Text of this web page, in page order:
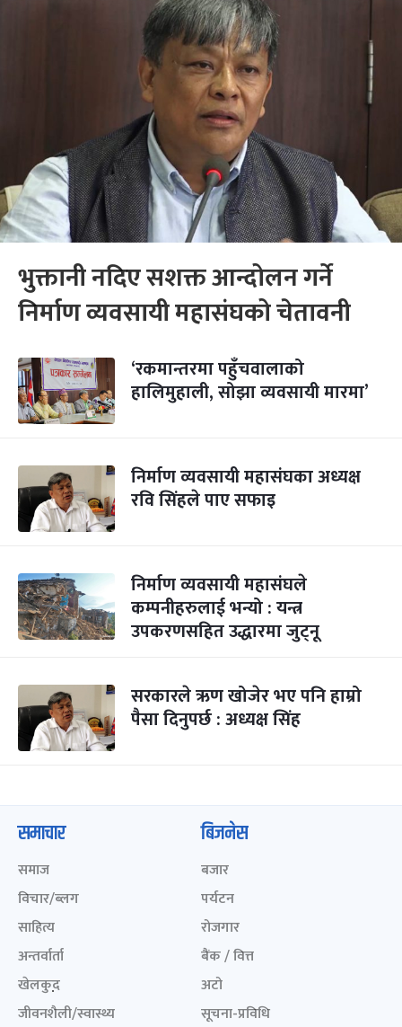
भुक्तानी नदिए सशक्त आन्दोलन गर्ने
निर्माण व्यवसायी महासंघको चेतावनी
‘रकमान्तरमा पहुँचवालाको
हालिमुहाली, सोझा व्यवसायी मारमा’
निर्माण व्यवसायी महासंघका अध्यक्ष
रवि सिंहले पाए सफाइ
निर्माण व्यवसायी महासंघले
कम्पनीहरुलाई भन्यो : यन्त्र
उपकरणसहित उद्धारमा जुट्नू
सरकारले ऋण खोजेर भए पनि हाम्रो
पैसा दिनुपर्छ : अध्यक्ष सिंह
समाचार
समाज
विचार/ब्लग
साहित्य
अन्तर्वार्ता
खेलकुद़़
जीवनशैली/स्वास्थ्य
बिजनेस
बजार
पर्यटन
रोजगार
बैंक / वित्त
अटो
सूचना-प्रविधि